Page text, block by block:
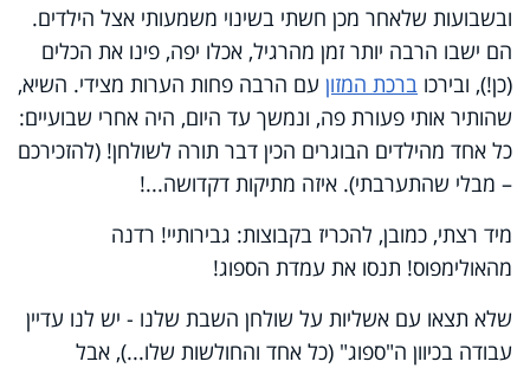
ובשבועות שלאחר מכן חשתי בשינוי משמעותי אצל הילדים.
הם ישבו הרבה יותר זמן מהרגיל, אכלו יפה, פינו את הכלים
(כן!), ובירכו ברכת המזון עם הרבה פחות הערות מצידי. השיא,
שהותיר אותי פעורת פה, ונמשך עד היום, היה אחרי שבועיים:
כל אחד מהילדים הבוגרים הכין דבר תורה לשולחן! (להזכירכם
– מבלי שהתערבתי). איזה מתיקות דקדושה...!
מיד רצתי, כמובן, להכריז בקבוצות: גבירותיי! רדנה
מהאולימפוס! תנסו את עמדת הספוג!
שלא תצאו עם אשליות על שולחן השבת שלנו - יש לנו עדיין
עבודה בכיוון ה"ספוג" (כל אחד והחולשות שלו...), אבל